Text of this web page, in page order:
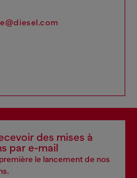
des mises à
par e-mail
le lancement de nos